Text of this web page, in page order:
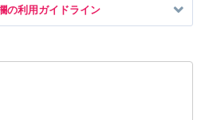
の利用ガイドライン
によってはコメント削除や書き込み制